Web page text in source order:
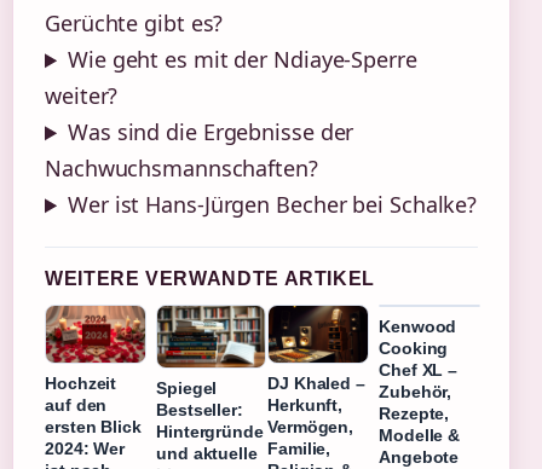
Gerüchte gibt es?
Wie geht es mit der Ndiaye-Sperre
weiter?
Was sind die Ergebnisse der
Nachwuchsmannschaften?
Wer ist Hans-Jürgen Becher bei Schalke?
WEITERE VERWANDTE ARTIKEL
Hochzeit
auf den
ersten Blick
2024: Wer
Spiegel
Bestseller:
Hintergründe
und aktuelle
DJ Khaled –
Herkunft,
Vermögen,
Familie,
Kenwood
Cooking
Chef XL –
Zubehör,
Rezepte,
Modelle &
Angebote